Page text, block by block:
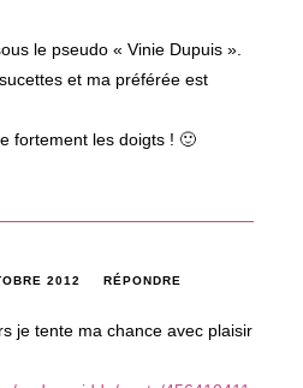
le pseudo « Vinie Dupuis ».
et ma préférée est
fortement les doigts ! 🙂
2012 RÉPONDRE
je tente ma chance avec plaisir